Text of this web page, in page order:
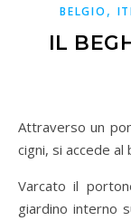
BELGIO ,
IL
Attraverso un ponticello sul Minnewater popolato di regali
cigni, si accede
Varcato il
giardino interno